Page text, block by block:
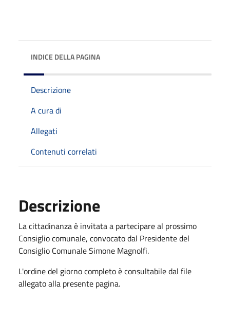
INDICE DELLA PAGINA
Descrizione
A cura di
Allegati
Contenuti correlati
Descrizione
La cittadinanza è invitata a partecipare al prossimo
Consiglio comunale, convocato dal Presidente del
Consiglio Comunale Simone Magnolfi.
L'ordine del giorno completo è consultabile dal file
allegato alla presente pagina.